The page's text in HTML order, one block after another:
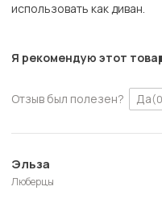
использовать как диван.
Я рекомендую этот
Отзыв был полезен? Да
Эльза
Люберцы